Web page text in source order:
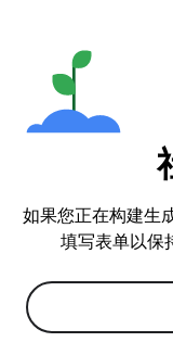
如果您正在构建生
填写表单以保